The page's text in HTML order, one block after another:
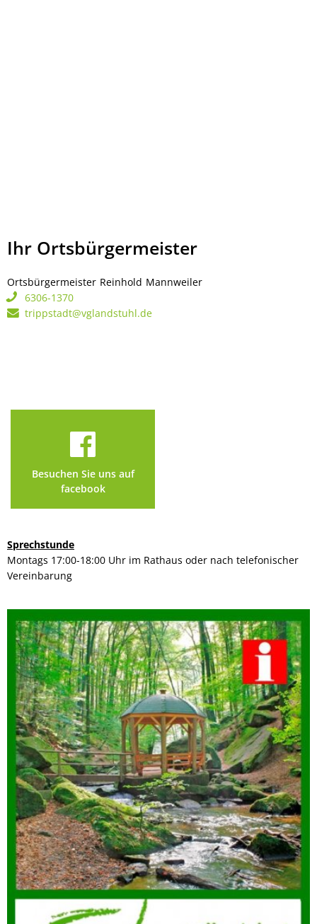
Ihr Ortsbürgermeister
Ortsbürgermeister Reinhold Mannweiler
6306-1370
trippstadt@vglandstuhl.de
Besuchen Sie uns auf
facebook
Sprechstunde
Montags 17:00-18:00 Uhr im Rathaus oder nach telefonischer
Vereinbarung